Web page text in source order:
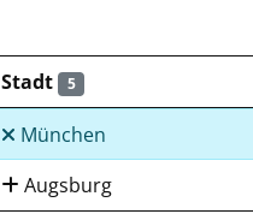
Stadt 5
München
Augsburg